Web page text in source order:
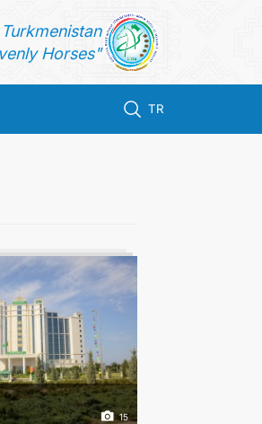
Horses"
TR
15